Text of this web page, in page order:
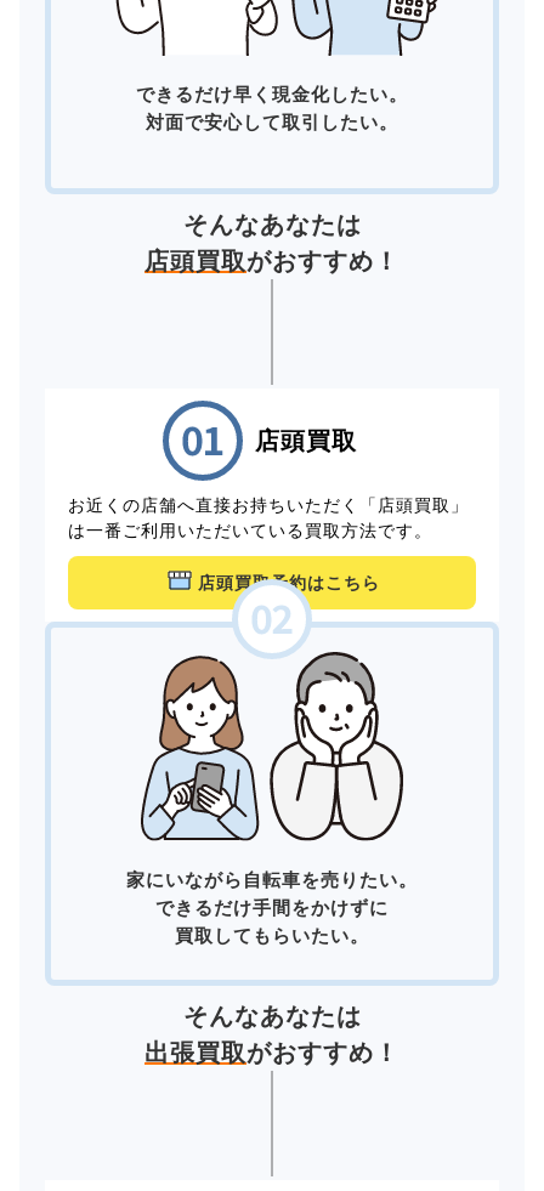
できるだけ早く現金化したい。
対面で安心して取引したい。
そんなあなたは
店頭買取がおすすめ！
店頭買取
お近くの店舗へ直接お持ちいただく「店頭買取」
は一番ご利用いただいている買取方法です。
店頭買取予約はこちら
家にいながら自転車を売りたい。
できるだけ手間をかけずに
買取してもらいたい。
そんなあなたは
出張買取がおすすめ！